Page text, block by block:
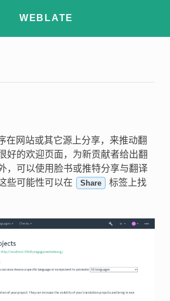
WEBLATE
在网站或其它源上分享，来推动翻
好的欢迎页面，为新贡献者给出翻
，可以使用脸书或推特分享与翻译
些可能性可以在
Share
标签上找